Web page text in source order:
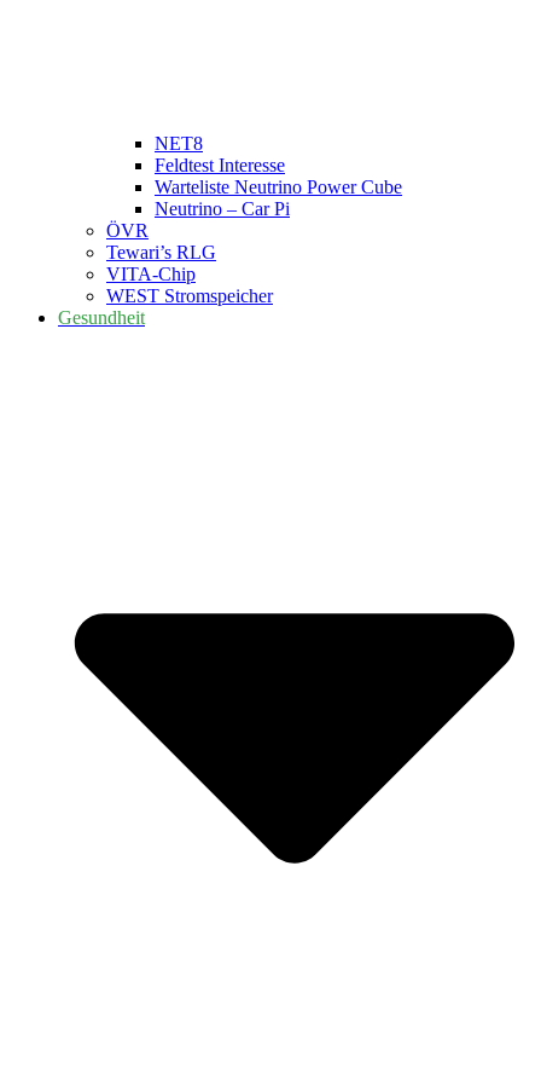
NET8
Feldtest Interesse
Warteliste Neutrino Power Cube
Neutrino – Car Pi
ÖVR
Tewari’s RLG
VITA-Chip
WEST Stromspeicher
Gesundheit